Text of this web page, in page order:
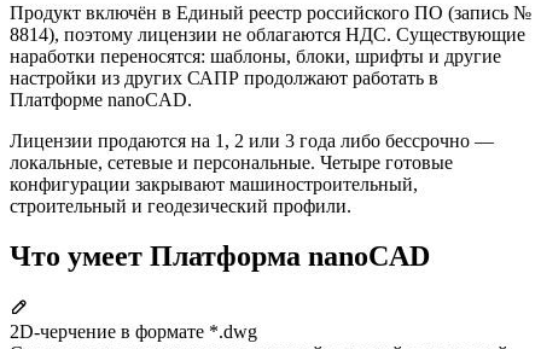
Продукт включён в Единый реестр российского ПО (запись №
8814), поэтому лицензии не облагаются НДС. Существующие
наработки переносятся: шаблоны, блоки, шрифты и другие
настройки из других САПР продолжают работать в
Платформе nanoCAD.
Лицензии продаются на 1, 2 или 3 года либо бессрочно —
локальные, сетевые и персональные. Четыре готовые
конфигурации закрывают машиностроительный,
строительный и геодезический профили.
Что умеет Платформа nanoCAD
2D-черчение в формате *.dwg